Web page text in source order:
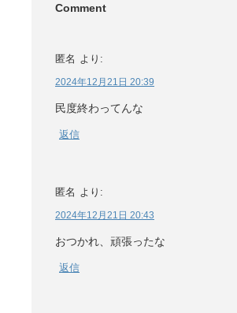
Comment
匿名 より:
2024年12月21日 20:39
民度終わってんな
返信
匿名 より:
2024年12月21日 20:43
おつかれ、頑張ったな
返信